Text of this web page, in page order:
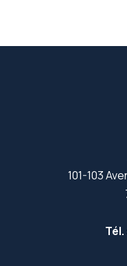
101-103
Tél.